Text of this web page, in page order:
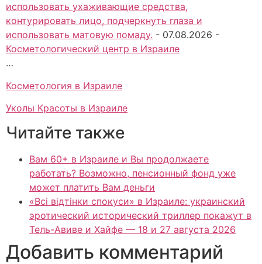
использовать ухаживающие средства,
контурировать лицо, подчеркнуть глаза и
использовать матовую помаду. - 07.08.2026 -
Косметологический центр в Израиле
…
Косметология в Израиле
Уколы Красоты в Израиле
Читайте также
Вам 60+ в Израиле и Вы продолжаете
работать? Возможно, пенсионный фонд уже
может платить Вам деньги
«Всі відтінки спокуси» в Израиле: украинский
эротический исторический триллер покажут в
Тель-Авиве и Хайфе — 18 и 27 августа 2026
Добавить комментарий